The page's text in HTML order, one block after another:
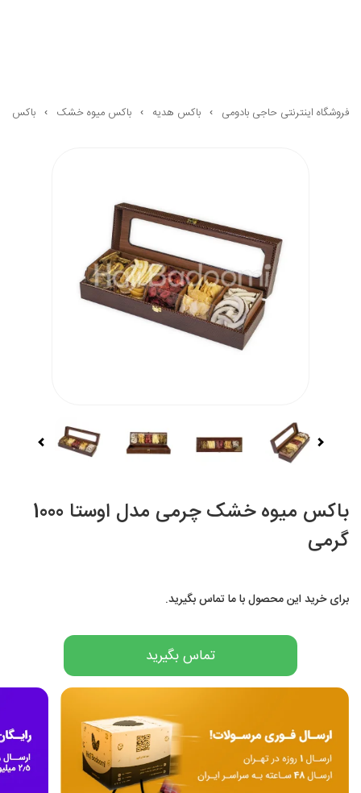
فروشگاه اینترنتی حاجی بادومی باکس هدیه باکس میوه خشک باکس
باکس میوه خشک چرمی مدل اوستا 1000
گرمی
برای خرید این محصول با ما تماس بگیرید.
تماس بگیرید